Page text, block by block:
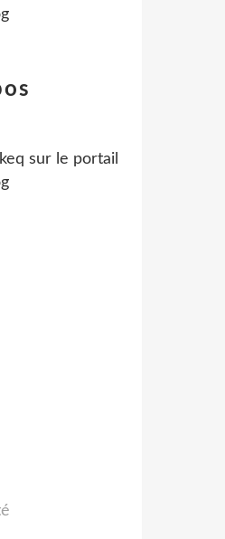
sur le portail